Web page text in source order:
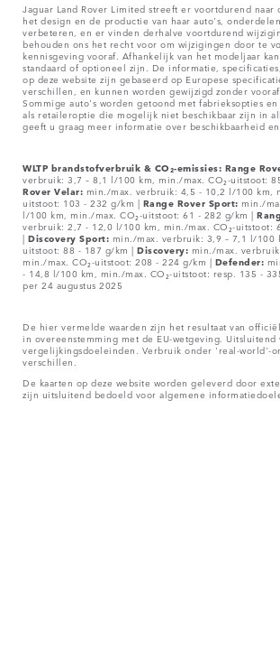
Jaguar Land Rover Limited streeft er voortdurend naar
het design en de productie van haar auto's,
verbeteren, en er vinden derhalve voortdurend
behouden ons het recht voor om wijzigingen door te
kennisgeving vooraf. Afhankelijk van het modeljaar
standaard of optioneel zijn. De informatie,
op deze website zijn gebaseerd op Europese
verschillen, en kunnen worden gewijzigd zonder
Sommige auto's worden getoond met fabrieksopties en
als retaileroptie die mogelijk niet beschikbaar zijn in
geeft u graag meer informatie over beschikbaarheid en
WLTP brandstofverbruik & CO₂-emissies: Range
verbruik: 3,7 – 8,1 l/100 km, min./max. CO₂-uitstoot:
Rover Velar: min./max. verbruik: 4,5 - 10,2 l/100 km,
uitstoot: 103 - 232 g/km | Range Rover Sport: min./
l/100 km, min./max. CO₂-uitstoot: 61 - 282 g/km |
verbruik: 2,7 - 12,0 l/100 km, min./max. CO₂-uitstoot:
| Discovery Sport: min./max. verbruik: 3,9 – 7,1 l/100
uitstoot: 88 - 187 g/km | Discovery: min./max.
min./max. CO₂-uitstoot: 208 - 224 g/km | Defender:
- 14,8 l/100 km, min./max. CO₂-uitstoot: resp. 135 -
per 24 augustus 2025
De hier vermelde waarden zijn het resultaat van
in overeenstemming met de EU-wetgeving. Uitsluitend
vergelijkingsdoeleinden. Verbruik onder 'real-world'-
verschillen.
De kaarten op deze website worden geleverd door
zijn uitsluitend bedoeld voor algemene